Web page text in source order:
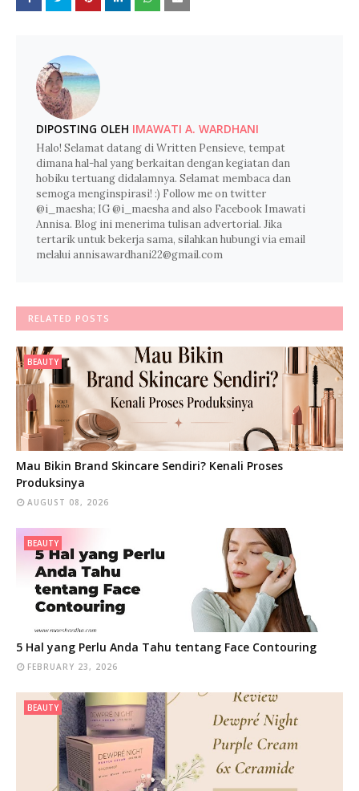
DIPOSTING OLEH IMAWATI A. WARDHANI
Halo! Selamat datang di Written Pensieve, tempat
dimana hal-hal yang berkaitan dengan kegiatan dan
hobiku tertuang didalamnya. Selamat membaca dan
semoga menginspirasi! :) Follow me on twitter
@i_maesha; IG @i_maesha and also Facebook Imawati
Annisa. Blog ini menerima tulisan advertorial. Jika
tertarik untuk bekerja sama, silahkan hubungi via email
melalui annisawardhani22@gmail.com
RELATED POSTS
BEAUTY
Mau Bikin Brand Skincare Sendiri? Kenali Proses
Produksinya
AUGUST 08, 2026
BEAUTY
5 Hal yang Perlu Anda Tahu tentang Face Contouring
FEBRUARY 23, 2026
BEAUTY